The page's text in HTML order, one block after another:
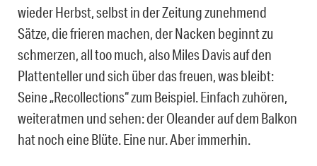
wieder Herbst, selbst in der Zeitung zunehmend
Sätze, die frieren machen, der Nacken beginnt zu
schmerzen, all too much, also Miles Davis auf den
Plattenteller und sich über das freuen, was bleibt:
Seine „Recollections“ zum Beispiel. Einfach zuhören,
weiteratmen und sehen: der Oleander auf dem Balkon
hat noch eine Blüte. Eine nur. Aber immerhin.